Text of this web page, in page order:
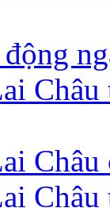
Châu
Châu